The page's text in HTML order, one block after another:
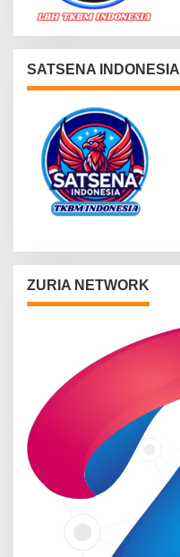
SATSENA INDONESIA
ZURIA NETWORK